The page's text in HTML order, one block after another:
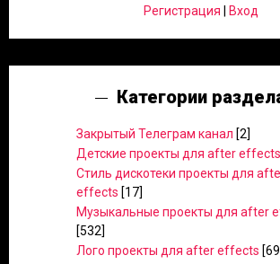
Регистрация
Вход
Категории
Закрытый Телеграм канал [2]
Детские проекты для after effects
Стиль дискотеки проекты для
effects [17]
Музыкальные проекты для after
[532]
Лого проекты для after effects